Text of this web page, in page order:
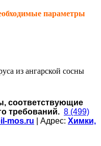
параметры
из ангарской сосны
соответствующие
требований. 8 (499)
mos.ru | Адрес: Химки,